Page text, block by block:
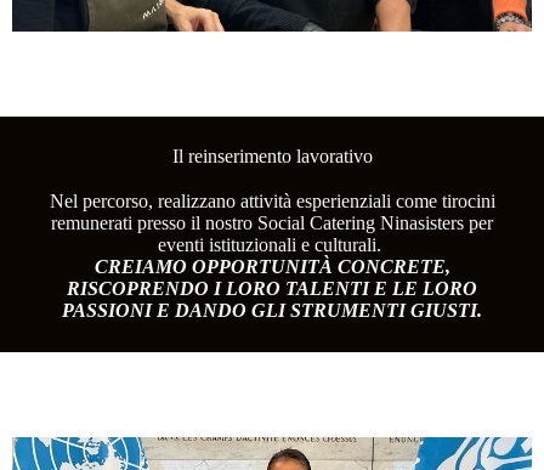
Il reinserimento lavorativo
Nel percorso, realizzano attività esperienziali come tirocini
remunerati presso il nostro Social Catering Ninasisters per
eventi istituzionali e culturali.
CREIAMO OPPORTUNITÀ CONCRETE,
RISCOPRENDO I LORO TALENTI E LE LORO
PASSIONI E DANDO GLI STRUMENTI GIUSTI.